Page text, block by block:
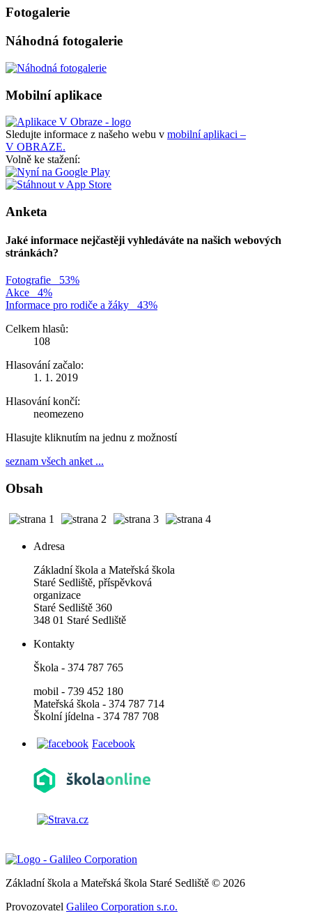
Fotogalerie
Náhodná fotogalerie
Mobilní aplikace
Sledujte informace z našeho webu v mobilní aplikaci –
V OBRAZE.
Volně ke stažení:
Anketa
Jaké informace nejčastěji vyhledáváte na našich webových
stránkách?
Fotografie
53%
Akce
4%
Informace pro rodiče a žáky
43%
Celkem hlasů:
108
Hlasování začalo:
1. 1. 2019
Hlasování končí:
neomezeno
Hlasujte kliknutím na jednu z možností
seznam všech anket ...
Obsah
Adresa
Základní škola a Mateřská škola
Staré Sedliště, příspěvková
organizace
Staré Sedliště 360
348 01 Staré Sedliště
Kontakty
Škola - 374 787 765
mobil - 739 452 180
Mateřská škola - 374 787 714
Školní jídelna - 374 787 708
Facebook
Základní škola a Mateřská škola Staré Sedliště © 2026
Provozovatel Galileo Corporation s.r.o.